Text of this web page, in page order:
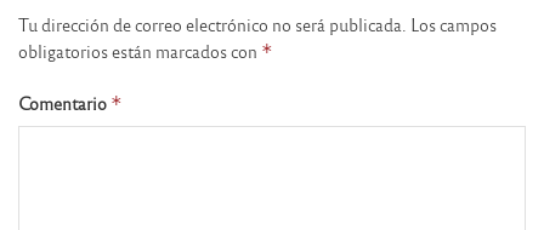
Tu dirección de correo electrónico no será publicada. Los campos
obligatorios están marcados con *
Comentario *